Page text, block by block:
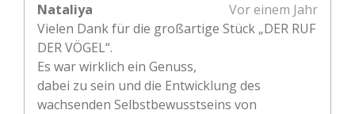
Nataliya
Vor einem Jahr
Vielen Dank für die großartige Stück „DER RUF
DER VÖGEL“.
Es war wirklich ein Genuss,
dabei zu sein und die Entwicklung des
wachsenden Selbstbewusstseins von